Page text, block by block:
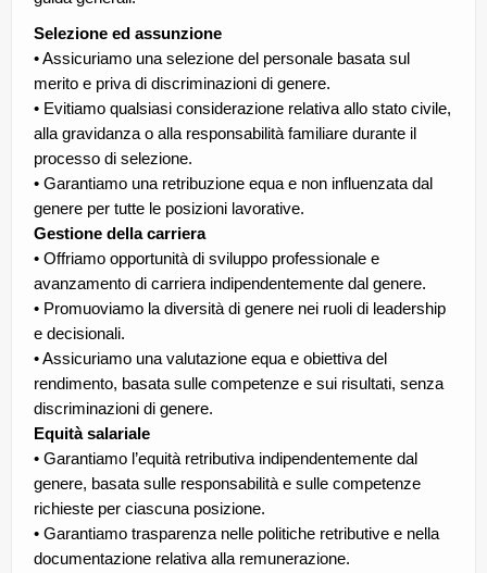
Selezione ed assunzione
• Assicuriamo una selezione del personale basata sul
merito e priva di discriminazioni di genere.
• Evitiamo qualsiasi considerazione relativa allo stato civile,
alla gravidanza o alla responsabilità familiare durante il
processo di selezione.
• Garantiamo una retribuzione equa e non influenzata dal
genere per tutte le posizioni lavorative.
Gestione della carriera
• Offriamo opportunità di sviluppo professionale e
avanzamento di carriera indipendentemente dal genere.
• Promuoviamo la diversità di genere nei ruoli di leadership
e decisionali.
• Assicuriamo una valutazione equa e obiettiva del
rendimento, basata sulle competenze e sui risultati, senza
discriminazioni di genere.
Equità salariale
• Garantiamo l’equità retributiva indipendentemente dal
genere, basata sulle responsabilità e sulle competenze
richieste per ciascuna posizione.
• Garantiamo trasparenza nelle politiche retributive e nella
documentazione relativa alla remunerazione.